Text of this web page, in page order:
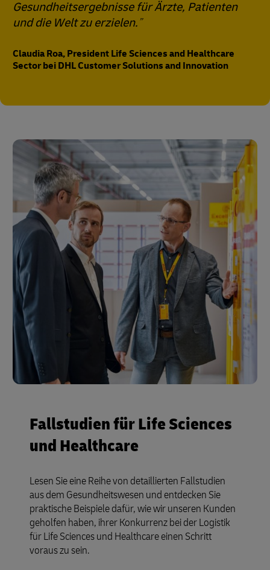
Gesundheitsergebnisse für Ärzte, Patienten
und die Welt zu erzielen.
Claudia Roa, President Life Sciences and Healthcare
Sector bei DHL Customer Solutions and Innovation
Fallstudien für Life Sciences
und Healthcare
Lesen Sie eine Reihe von detaillierten Fallstudien
aus dem Gesundheitswesen und entdecken Sie
praktische Beispiele dafür, wie wir unseren Kunden
geholfen haben, ihrer Konkurrenz bei der Logistik
für Life Sciences und Healthcare einen Schritt
voraus zu sein.